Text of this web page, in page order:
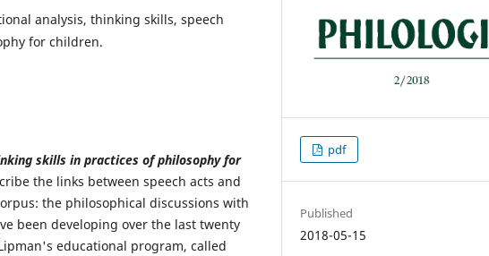
analysis, thinking skills, speech
for children.
skills in practices of philosophy for
the links between speech acts and
the philosophical discussions with
been developing over the last twenty
educational program, called
pdf
Published
2018-05-15